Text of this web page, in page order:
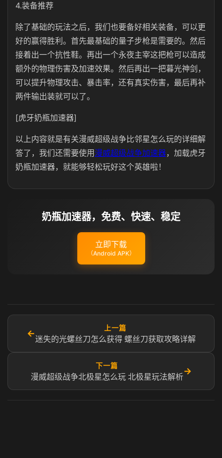
4.装备推荐
除了基础的玩法之后，我们也要备好相关装备，可以更
好的赢得胜利。首先最基础的量子步枪是需要的。然后
接着出一个抗性鞋。再出一个永夜主宰这把枪可以造成
额外的物理伤害及加速效果。然后再出一把暮光神剑，
可以提升物理攻击、暴击率，还有真实伤害，最后再补
两件输出装就可以了。
[虎牙奶瓶加速器]
以上内容就是有关漫威超级战争比邻星怎么玩的详细解
答了，我们还需要使用 漫威超级战争加速器，加载虎牙
奶瓶加速器，就能够轻松玩好这个英雄啦！
奶瓶加速器，免费、快速、稳定
立即下载
（Android APK）
←
上一篇
迷失的光螺丝刀怎么获得 螺丝刀获取攻略详解
下一篇
漫威超级战争北极星怎么玩 北极星玩法解析
→